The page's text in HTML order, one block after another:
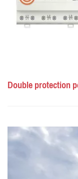
Double protection